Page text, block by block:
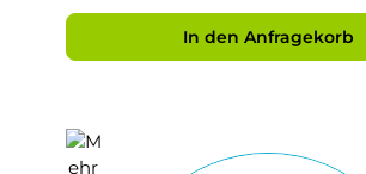
In den Anfragekorb